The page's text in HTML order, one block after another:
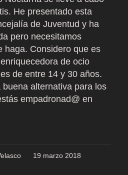
He presentado esta
de Juventud y ha
pero necesitamos
haga. Considero que es
de ocio
de entre 14 y 30 años.
alternativa para los
empadronad@ en
Velasco 19 marzo 2018